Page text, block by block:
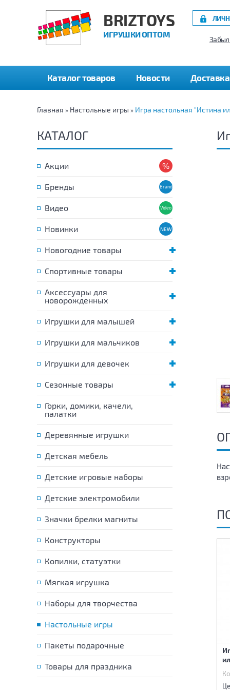
BRIZTOYS
ИГРУШКИ ОПТОМ
Каталог товаров Новости Доставка
Главная » Настольные игры » Игра настольная "Истина
КАТАЛОГ
Акции
Бренды
Видео
Новинки
Новогодние товары
Спортивные товары
Аксессуары для
новорожденных
Игрушки для малышей
Игрушки для мальчиков
Игрушки для девочек
Сезонные товары
Горки, домики, качели,
палатки
Деревянные игрушки
Детская мебель
Детские игровые наборы
Детские электромобили
Значки брелки магниты
Конструкторы
Копилки, статуэтки
Мягкая игрушка
Наборы для творчества
Настольные игры
Пакеты подарочные
Товары для праздника
Игра настольная Дабл
Игра настольная Дабл